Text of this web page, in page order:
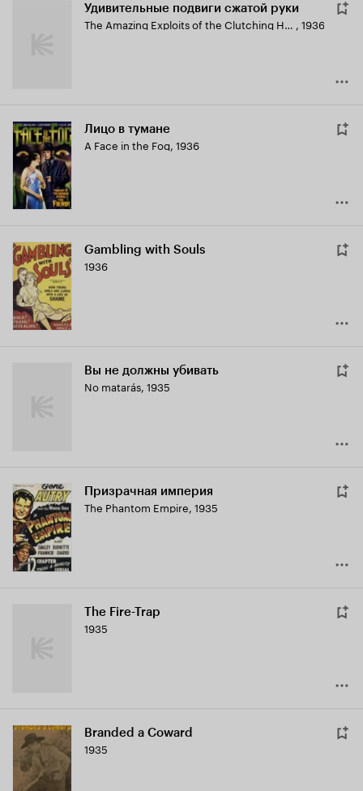
Удивительные подвиги сжатой руки
The Amazing Exploits of the Clutching Hand , 1936
Лицо в тумане
A Face in the Fog, 1936
Gambling with Souls
1936
Вы не должны убивать
No matarás, 1935
Призрачная империя
The Phantom Empire, 1935
The Fire-Trap
1935
Branded a Coward
1935